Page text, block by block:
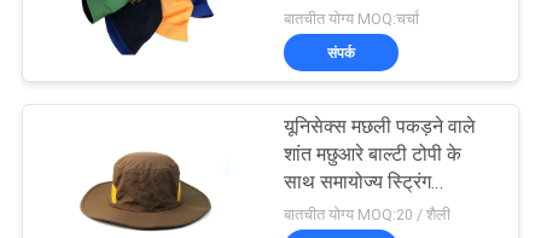
समाचार
5 पैनल बेसबॉल कैप
बातचीत योग्य MOQ:चर्चा
संपर्क
यूनिसेक्स मछली पकड़ने वाले
शांत मछुआरे बाल्टी टोपी के
साथ समायोज्य स्ट्रिंग
21X21X17 सेमी
बातचीत योग्य MOQ:20 / शैली